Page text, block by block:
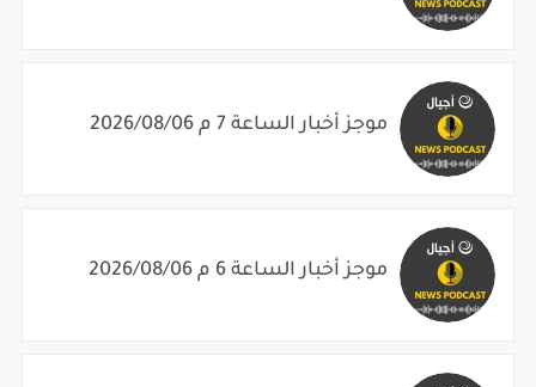
موجز أخبار الساعة 7 م 2026/08/06
موجز أخبار الساعة 6 م 2026/08/06